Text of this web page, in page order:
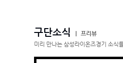
구단소식
프리뷰
미리 만나는 삼성라이온즈경기 소식